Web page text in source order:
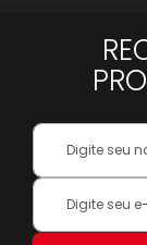
Your
Name:
Inscreva-
na